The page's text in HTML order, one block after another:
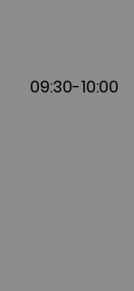
09:30-10:00